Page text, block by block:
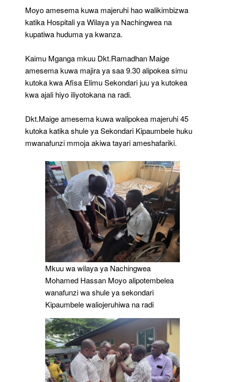
Moyo amesema kuwa majeruhi hao walikimbizwa
katika Hospitali ya Wilaya ya Nachingwea na
kupatiwa huduma ya kwanza.
Kaimu Mganga mkuu Dkt.Ramadhan Maige
amesema kuwa majira ya saa 9.30 alipokea simu
kutoka kwa Afisa Elimu Sekondari juu ya kutokea
kwa ajali hiyo iliyotokana na radi.
Dkt.Maige amesema kuwa walipokea majeruhi 45
kutoka katika shule ya Sekondari Kipaumbele huku
mwanafunzi mmoja akiwa tayari ameshafariki.
Mkuu wa wilaya ya Nachingwea
Mohamed Hassan Moyo alipotembelea
wanafunzi wa shule ya sekondari
Kipaumbele waliojeruhiwa na radi